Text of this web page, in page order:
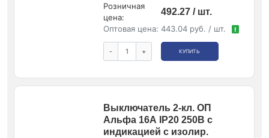
Розничная
цена:
492.27 / шт.
Оптовая цена: 443.04 руб. / шт. !
- + КУПИТЬ
Выключатель 2-кл. ОП
Альфа 16А IP20 250В с
индикацией с изолир.